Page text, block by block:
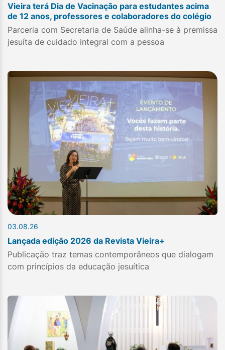
Vieira terá Dia de Vacinação para estudantes acima
de 12 anos, professores e colaboradores do colégio
Parceria com Secretaria de Saúde alinha-se à premissa
jesuíta de cuidado integral com a pessoa
03.08.26
Lançada edição 2026 da Revista Vieira+
Publicação traz temas contemporâneos que dialogam
com princípios da educação jesuítica